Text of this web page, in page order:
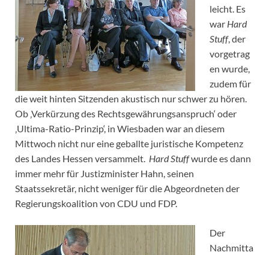
leicht. Es
war Hard
Stuff, der
vorgetrag
en wurde,
zudem für
die weit hinten Sitzenden akustisch nur schwer zu hören.
Ob ‚Verkürzung des Rechtsgewährungsanspruch‘ oder
‚Ultima-Ratio-Prinzip‘, in Wiesbaden war an diesem
Mittwoch nicht nur eine geballte juristische Kompetenz
des Landes Hessen versammelt. Hard Stuffwurde es dann
immer mehr für Justizminister Hahn, seinen
Staatssekretär, nicht weniger für die Abgeordneten der
Regierungskoalition von CDU und FDP.
Der
Nachmitta